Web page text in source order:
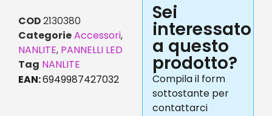
COD2130380
CategorieAccessori,
NANLITE, PANNELLI LED
Tag NANLITE
EAN:6949987427032
Sei
interessato
a questo
prodotto?
Compila il form
sottostante per
contattarci